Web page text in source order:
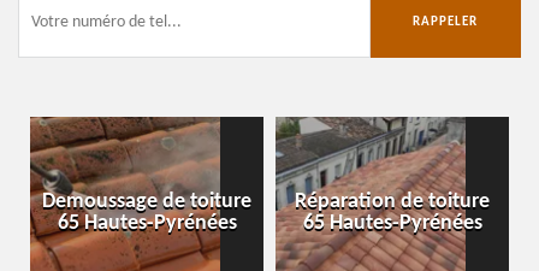
Demoussage de toiture
65 Hautes-Pyrénées
Réparation de toiture
65 Hautes-Pyrénées